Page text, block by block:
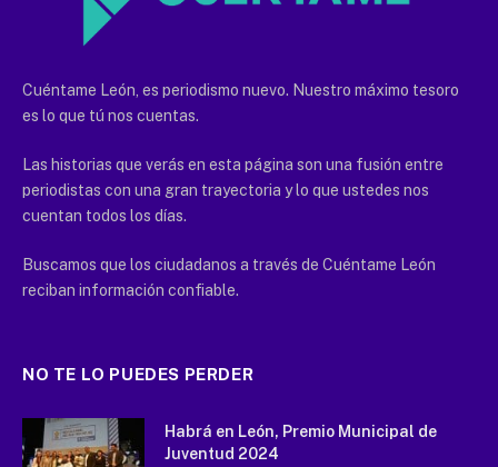
Cuéntame León, es periodismo nuevo. Nuestro máximo tesoro
es lo que tú nos cuentas.
Las historias que verás en esta página son una fusión entre
periodistas con una gran trayectoria y lo que ustedes nos
cuentan todos los días.
Buscamos que los ciudadanos a través de Cuéntame León
reciban información confiable.
NO TE LO PUEDES PERDER
Habrá en León, Premio Municipal de
Juventud 2024